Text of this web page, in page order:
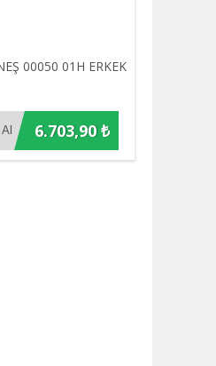
00050 01H ERKEK
6.703,90 ₺